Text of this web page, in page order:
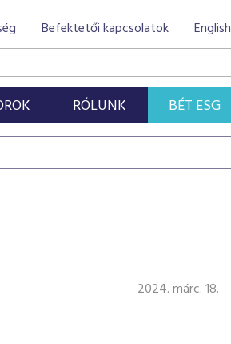
Befektetői kapcsolatok English
RÓLUNK BÉT ESG
2024. márc. 18.